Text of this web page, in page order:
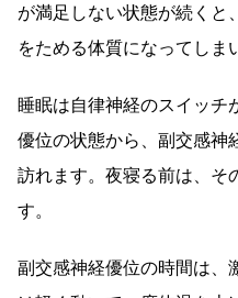
が満足しない状態が続くと
をためる体質になってしま
睡眠は自律神経のスイッチ
優位の状態から、副交感神
訪れます。夜寝る前は、そ
す。
副交感神経優位の時間は、